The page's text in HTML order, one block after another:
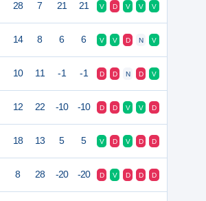
28 7 21 21 V D V V V
14 8 6 6 V V D N V
10 11 -1 -1 D D N D V
12 22 -10 -10 D D V V D
18 13 5 5 V D V D D
8 28 -20 -20 D V D D D